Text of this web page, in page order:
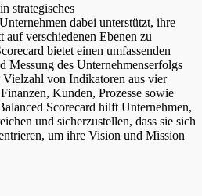
strategisches
dabei unterstützt, ihre
verschiedenen Ebenen zu
bietet einen umfassenden
Messung des Unternehmenserfolgs
von Indikatoren aus vier
Kunden, Prozesse sowie
Scorecard hilft Unternehmen,
und sicherzustellen, dass sie sich
um ihre Vision und Mission